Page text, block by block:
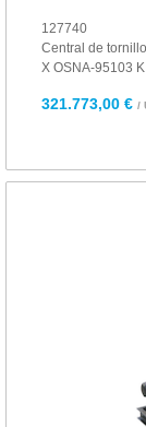
127740
Central de
X OSNA-95103 K
321.773,00 € /